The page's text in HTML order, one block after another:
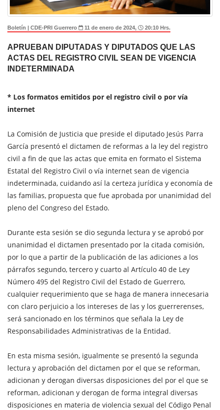
Boletín | CDE-PRI Guerrero 11 de enero de 2024, 20:10 Hrs.
APRUEBAN DIPUTADAS Y DIPUTADOS QUE LAS
ACTAS DEL REGISTRO CIVIL SEAN DE VIGENCIA
INDETERMINADA
* Los formatos emitidos por el registro civil o por vía
internet
La Comisión de Justicia que preside el diputado Jesús Parra
García presentó el dictamen de reformas a la ley del registro
civil a fin de que las actas que emita en formato el Sistema
Estatal del Registro Civil o vía internet sean de vigencia
indeterminada, cuidando así la certeza jurídica y economía de
las familias, propuesta que fue aprobada por unanimidad del
pleno del Congreso del Estado.
Durante esta sesión se dio segunda lectura y se aprobó por
unanimidad el dictamen presentado por la citada comisión,
por lo que a partir de la publicación de las adiciones a los
párrafos segundo, tercero y cuarto al Artículo 40 de Ley
Número 495 del Registro Civil del Estado de Guerrero,
cualquier requerimiento que se haga de manera innecesaria
con claro perjuicio a los intereses de las y los guerrerenses,
será sancionado en los términos que señala la Ley de
Responsabilidades Administrativas de la Entidad.
En esta misma sesión, igualmente se presentó la segunda
lectura y aprobación del dictamen por el que se reforman,
adicionan y derogan diversas disposiciones del por el que se
reforman, adicionan y derogan de forma integral diversas
disposiciones en materia de violencia sexual del Código Penal